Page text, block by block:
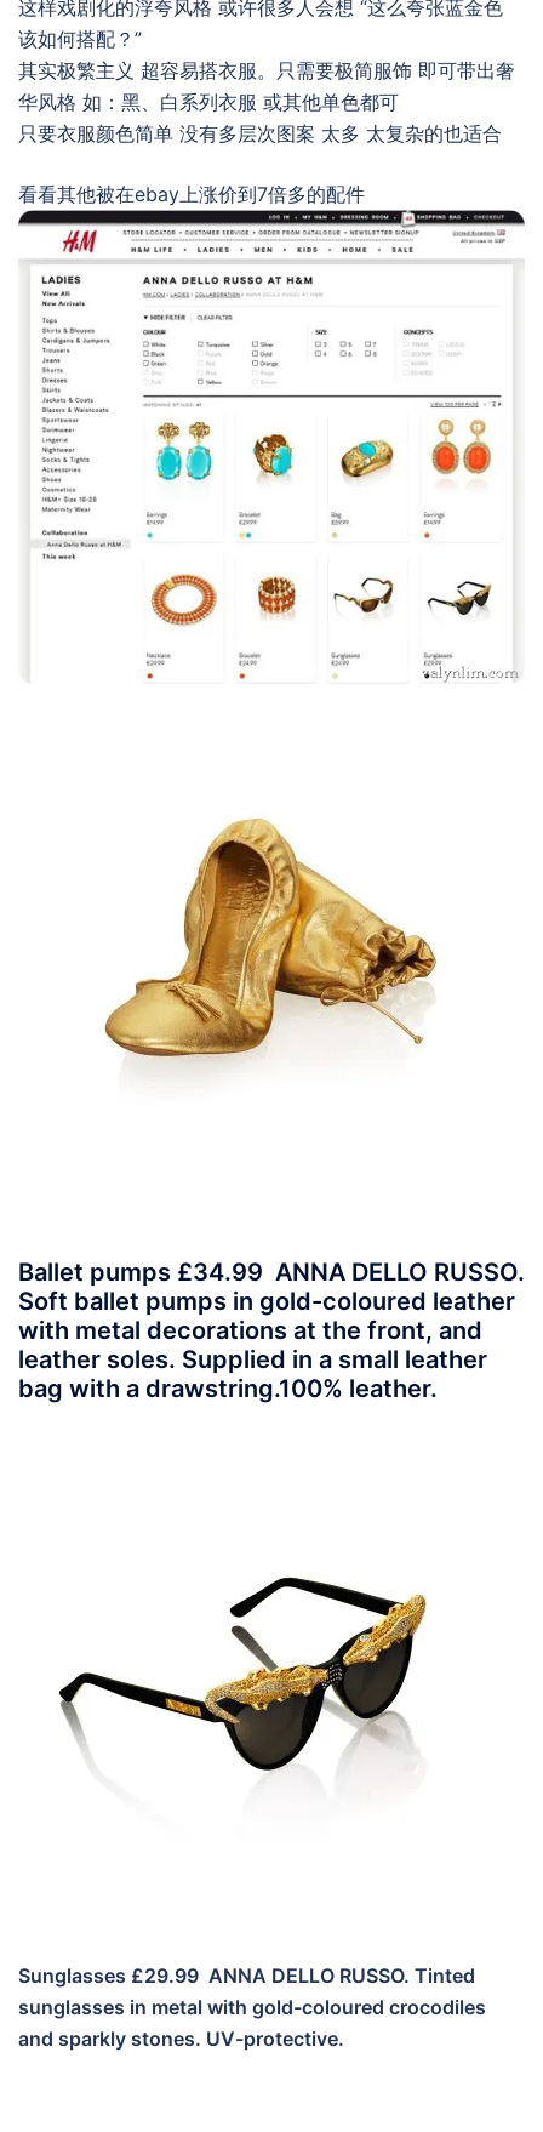
这样戏剧化的浮夸风格 或许很多人会想 “这么夸张蓝金色
该如何搭配？”
其实极繁主义 超容易搭衣服。只需要极简服饰 即可带出奢
华风格 如：黑、白系列衣服 或其他单色都可
只要衣服颜色简单 没有多层次图案 太多 太复杂的也适合
看看其他被在ebay上涨价到7倍多的配件
Ballet pumps £34.99 ANNA DELLO RUSSO.
Soft ballet pumps in gold-coloured leather
with metal decorations at the front, and
leather soles. Supplied in a small leather
bag with a drawstring.100% leather.
Sunglasses £29.99 ANNA DELLO RUSSO. Tinted
sunglasses in metal with gold-coloured crocodiles
and sparkly stones. UV-protective.